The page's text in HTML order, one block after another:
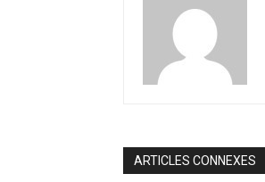
ARTICLES CONNEXES